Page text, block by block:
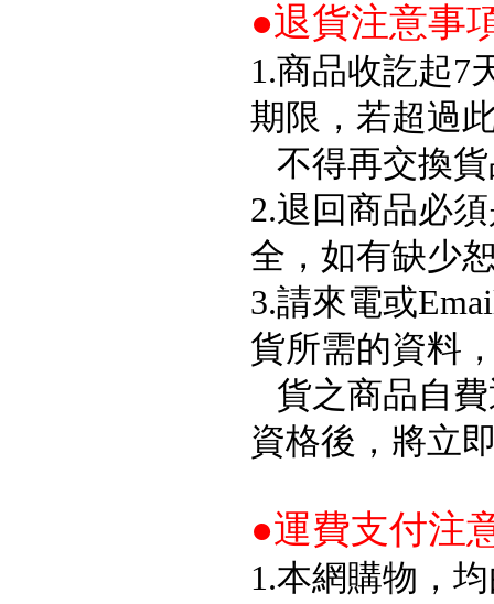
●退貨注意事
1.商品收訖起7
期限，若超過
不得再交換
2.退回商品必
全，如有缺少
3.請來電或
貨所需的資料
貨之商品自
資格後，將立
●運費支付注
1.本網購物，